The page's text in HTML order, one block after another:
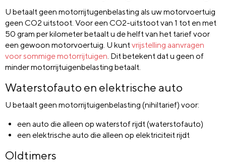
U betaalt geen motorrijtugenbelasting als uw motorvoertuig
geen CO2 uitstoot. Voor een CO2-uitstoot van 1 tot en met
50 gram per kilometer betaalt u de helft van het tarief voor
een gewoon motorvoertuig. U kunt vrijstelling aanvragen
voor sommige motorrijtuigen . Dit betekent dat u geen of
minder motorrijtuigenbelasting betaalt.
Waterstofauto en elektrische auto
U betaalt geen motorrijtuigenbelasting (nihiltarief) voor:
een auto die alleen op waterstof rijdt (waterstofauto)
een elektrische auto die alleen op elektriciteit rijdt
Oldtimers